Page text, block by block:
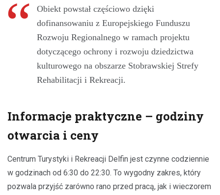
Obiekt powstał częściowo dzięki
dofinansowaniu z Europejskiego Funduszu
Rozwoju Regionalnego w ramach projektu
dotyczącego ochrony i rozwoju dziedzictwa
kulturowego na obszarze Stobrawskiej Strefy
Rehabilitacji i Rekreacji.
Informacje praktyczne – godziny
otwarcia i ceny
Centrum Turystyki i Rekreacji Delfin jest czynne codziennie
w godzinach od 6:30 do 22:30. To wygodny zakres, który
pozwala przyjść zarówno rano przed pracą, jak i wieczorem